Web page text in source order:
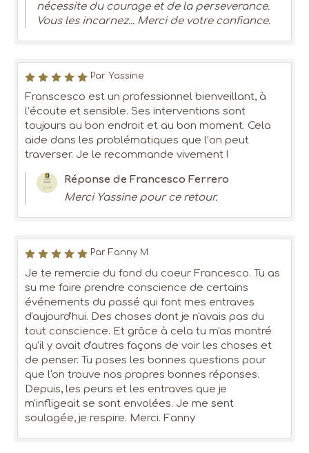
nécessite du courage et de la perseverance.
Vous les incarnez... Merci de votre confiance.
Par Yassine
Franscesco est un professionnel bienveillant, à
l’écoute et sensible. Ses interventions sont
toujours au bon endroit et au bon moment. Cela
aide dans les problématiques que l’on peut
traverser. Je le recommande vivement !
Réponse de Francesco Ferrero
Merci Yassine pour ce retour.
Par Fanny M
Je te remercie du fond du coeur Francesco. Tu as
su me faire prendre conscience de certains
événements du passé qui font mes entraves
d'aujourd'hui. Des choses dont je n'avais pas du
tout conscience. Et grâce à cela tu m'as montré
qu'il y avait d'autres façons de voir les choses et
de penser. Tu poses les bonnes questions pour
que l'on trouve nos propres bonnes réponses.
Depuis, les peurs et les entraves que je
m'infligeait se sont envolées. Je me sent
soulagée, je respire. Merci. Fanny